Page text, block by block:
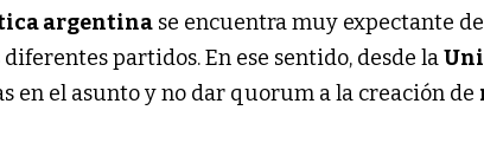
argentina se encuentra muy expectante
partidos. En ese sentido, desde la
en el asunto y no dar quorum a la creación de